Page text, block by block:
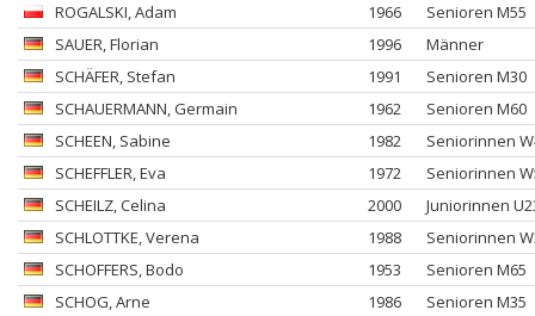
ROGALSKI, Adam 1966
Senioren M55
SAUER, Florian 1996
Männer
SCHÄFER, Stefan 1991
Senioren M30
SCHAUERMANN, Germain 1962
Senioren M60
SCHEEN, Sabine 1982
Seniorinnen
SCHEFFLER, Eva 1972
Seniorinnen
SCHEILZ, Celina 2000
Juniorinnen
SCHLOTTKE, Verena 1988
Seniorinnen
SCHOFFERS, Bodo 1953
Senioren M65
SCHOG, Arne 1986
Senioren M35